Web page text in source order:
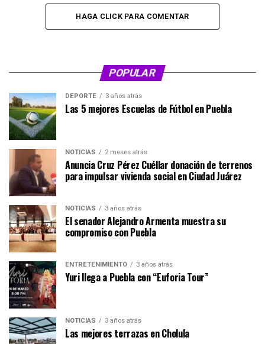
HAGA CLICK PARA COMENTAR
POPULAR
DEPORTE 3 años atrás
Las 5 mejores Escuelas de Fútbol en Puebla
NOTICIAS 2 meses atrás
Anuncia Cruz Pérez Cuéllar donación de terrenos
para impulsar vivienda social en Ciudad Juárez
NOTICIAS 3 años atrás
El senador Alejandro Armenta muestra su
compromiso con Puebla
ENTRETENIMIENTO 3 años atrás
Yuri llega a Puebla con “Euforia Tour”
NOTICIAS 3 años atrás
Las mejores terrazas en Cholula